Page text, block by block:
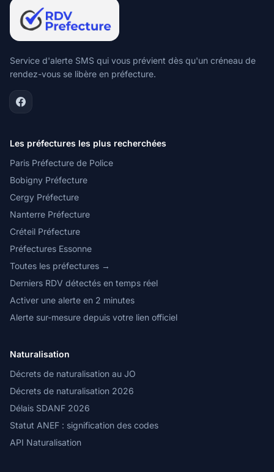
Service d'alerte SMS qui vous prévient dès qu'un créneau de
rendez-vous se libère en préfecture.
Les préfectures les plus recherchées
Paris Préfecture de Police
Bobigny Préfecture
Cergy Préfecture
Nanterre Préfecture
Créteil Préfecture
Préfectures Essonne
Toutes les préfectures →
Derniers RDV détectés en temps réel
Activer une alerte en 2 minutes
Alerte sur-mesure depuis votre lien officiel
Naturalisation
Décrets de naturalisation au JO
Décrets de naturalisation 2026
Délais SDANF 2026
Statut ANEF : signification des codes
API Naturalisation